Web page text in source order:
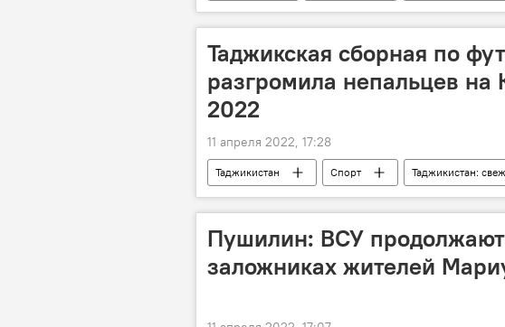
Таджикская сборная по
разгромила непальцев на
2022
11 апреля 2022, 17:28
Таджикистан Спорт Таджикистан:
Пушилин: ВСУ
заложниках жителей